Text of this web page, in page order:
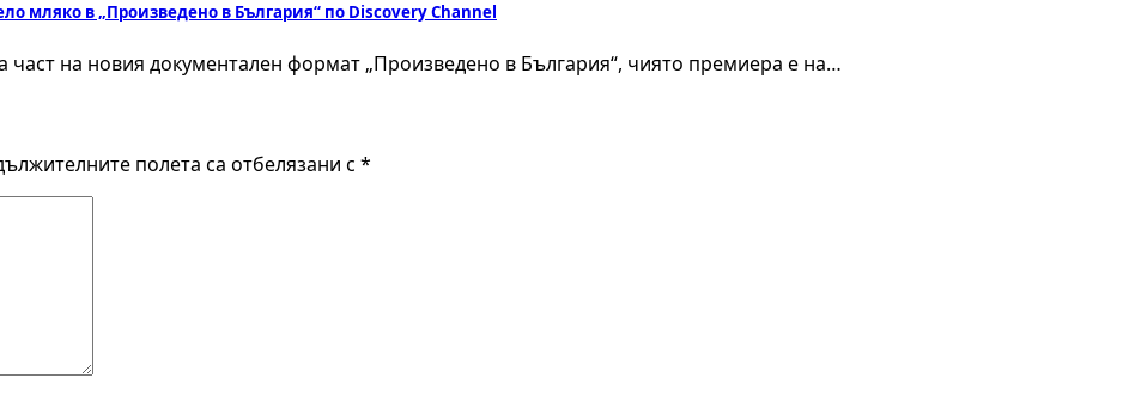
мляко в „Произведено в България“ по Discovery Channel
част на новия документален формат „Произведено в България“, чиято премиера е на…
полета са отбелязани с *